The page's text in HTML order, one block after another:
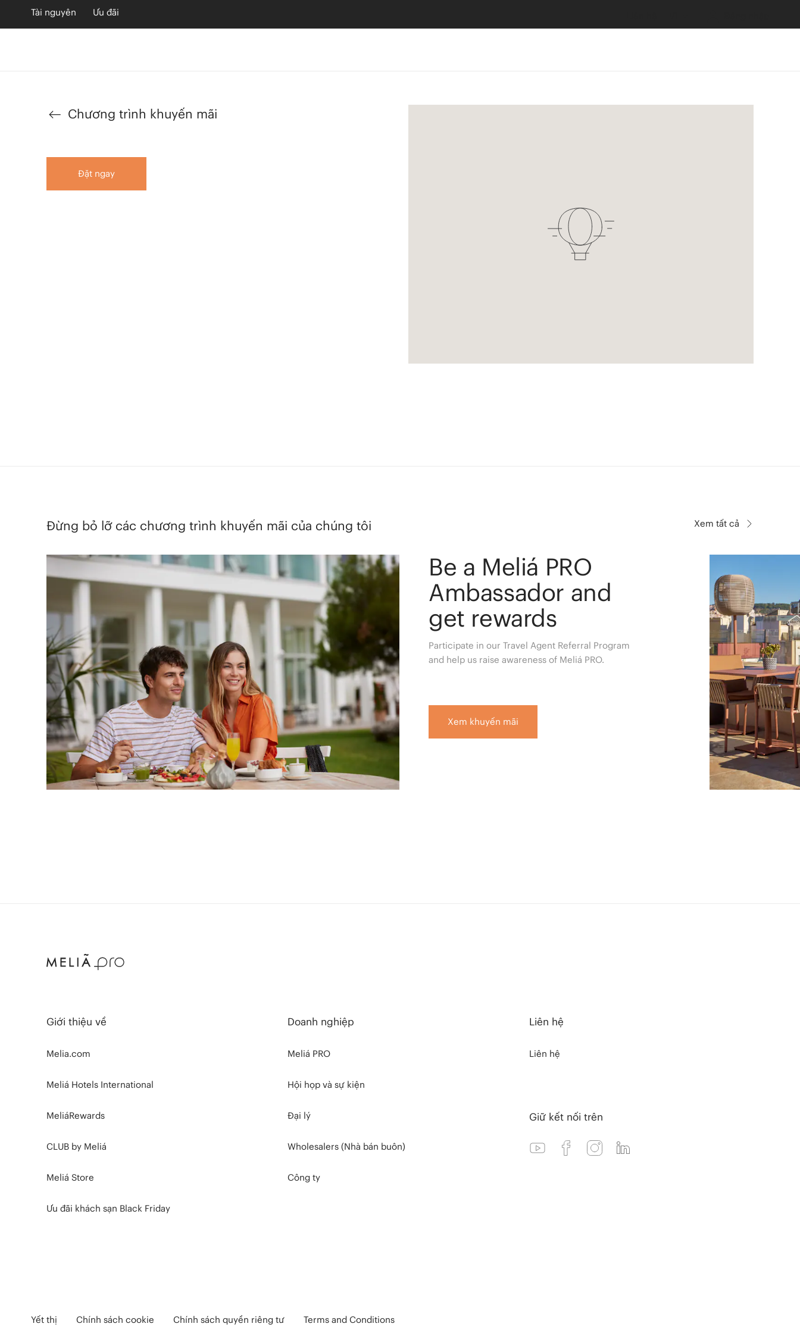
Tài nguyên Ưu đãi
Chương trình khuyến mãi
Đặt ngay
Đừng bỏ lỡ các chương trình khuyến mãi của chúng tôi
Be a Meliá PRO
Ambassador and
get rewards
Participate in our Travel Agent Referral Program
and help us raise awareness of Meliá PRO.
Xem khuyến mãi
Xem tất cả
Giới thiệu về
Melia.com
Meliá Hotels International
MeliáRewards
CLUB by Meliá
Meliá Store
Ưu đãi khách sạn Black Friday
Doanh nghiệp
Meliá PRO
Hội họp và sự kiện
Đại lý
Wholesalers (Nhà bán buôn)
Công ty
Liên hệ
Liên hệ
Giữ kết nối trên
Yết thị Chính sách cookie Chính sách quyền riêng tư Terms and Conditions